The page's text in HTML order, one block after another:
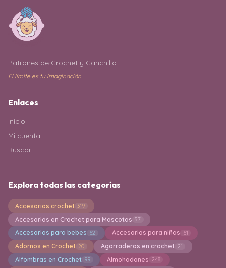
Patrones de Crochet y Ganchillo
El límite es tu imaginación
Enlaces
Inicio
Mi cuenta
Buscar
Explora todas las categorías
Accesorios crochet 319
Accesorios en Crochet para Mascotas 57
Accesorios para bebes 62 Accesorios para niñas 61
Adornos en Crochet 20 Agarraderas en crochet 21
Alfombras en Crochet 99 Almohadones 248